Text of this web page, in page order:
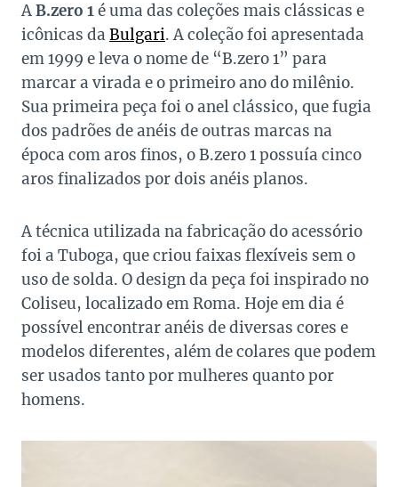
AB.zero 1é uma das coleções mais clássicas e
icônicas da Bulgari. A coleção foi apresentada
em 1999 e leva o nome de “B.zero 1” para
marcar a virada e o primeiro ano do milênio.
Sua primeira peça foi o anel clássico, que fugia
dos padrões de anéis de outras marcas na
época com aros finos, o B.zero 1 possuía cinco
aros finalizados por dois anéis planos.
A técnica utilizada na fabricação do acessório
foi a Tuboga, que criou faixas flexíveis sem o
uso de solda. O design da peça foi inspirado no
Coliseu, localizado em Roma. Hoje em dia é
possível encontrar anéis de diversas cores e
modelos diferentes, além de colares que podem
ser usados tanto por mulheres quanto por
homens.